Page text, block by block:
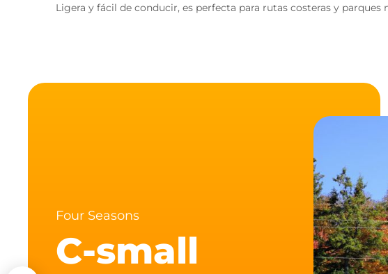
Ligera y fácil de conducir, es perfecta para rutas costeras y parques
Four Seasons
C-small